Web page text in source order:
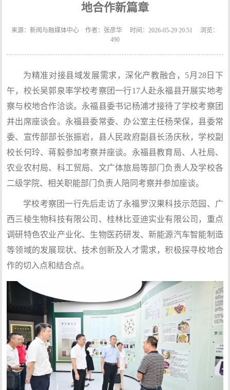
地合作新篇章
来源：新闻与融媒体中心 作者：张彦华 时间：2026-05-29 20:51 浏览：
490
为精准对接县域发展需求，深化产教融合，5月28日下
午，校长吴郭泉率学校考察团一行17人赴永福县开展实地考
察与校地合作洽谈。永福县委书记杨浦才接待了学校考察团
并出席座谈会。永福县委常委、办公室主任杨荣保，县委常
委、宣传部部长张振岩，县人民政府副县长汤庆秋，学校副
校长何玲、蒋毅参加考察并座谈。永福县教育局、人社局、
农业农村局、科工贸局、文广体旅局等部门负责人及学校各
二级学院、相关职能部门负责人陪同考察并参加座谈。
学校考察团一行先后走访了永福罗汉果科技示范园、广
西三棱生物科技有限公司、桂林比亚迪实业有限公司，重点
调研特色农业产业化、生物医药研发、新能源汽车智能制造
等领域的发展现状、技术创新及人才需求，积极探寻校地合
作的切入点和结合点。